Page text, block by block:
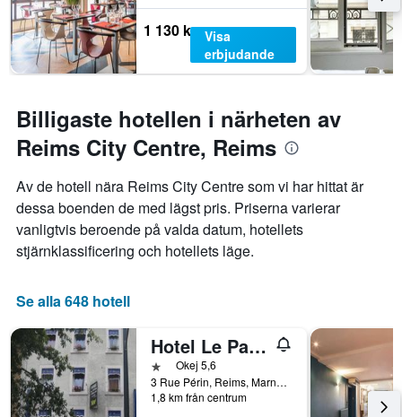
1 130 kr Visa
erbjudande
Billigaste hotellen i närheten av
Reims City Centre, Reims
Av de hotell nära Reims City Centre som vi har hittat är
dessa boenden de med lägst pris. Priserna varierar
vanligtvis beroende på valda datum, hotellets
stjärnklassificering och hotellets läge.
Se alla 648 hotell
Hotel Le Parisien
1 stjärna
Okej 5,6
3 Rue Périn, Reims, Marne, Frankrike
1,8 km från centrum